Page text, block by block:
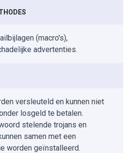
(macro's),
advertenties.
versleuteld en kunnen niet
losgeld te betalen.
stelende trojans en
samen met een
worden geïnstalleerd.